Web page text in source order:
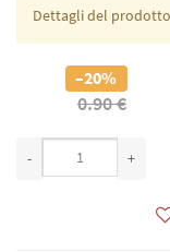
Dettagli del
–20%
0.90 €
-
+